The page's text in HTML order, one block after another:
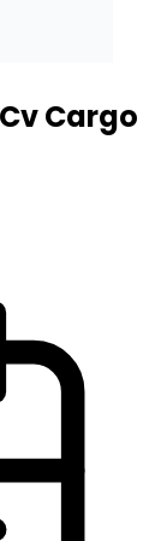
Cargo